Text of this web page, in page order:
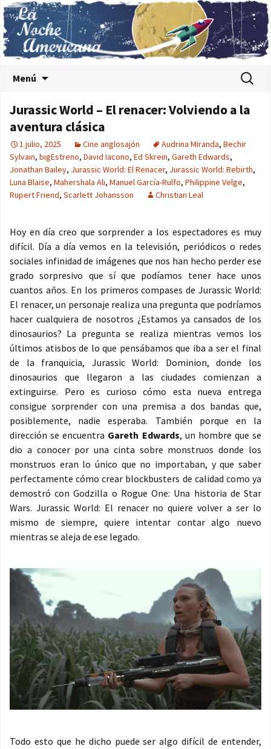
Menú Buscar:
Jurassic World – El renacer: Volviendo a la
aventura clásica
1 julio, 2025 Cine anglosajón Audrina Miranda, Bechir
Sylvain, bigEstreno, David Iacono, Ed Skrein, Gareth Edwards,
Jonathan Bailey, Jurassic World: El Renacer, Jurassic World: Rebirth,
Luna Blaise, Mahershala Ali, Manuel García-Rulfo, Philippine Velge,
Rupert Friend, Scarlett Johansson Christian Leal
Hoy en día creo que sorprender a los espectadores es muy
difícil. Día a día vemos en la televisión, periódicos o redes
sociales infinidad de imágenes que nos han hecho perder ese
grado sorpresivo que sí que podíamos tener hace unos
cuantos años. En los primeros compases de Jurassic World:
El renacer, un personaje realiza una pregunta que podríamos
hacer cualquiera de nosotros ¿Estamos ya cansados de los
dinosaurios? La pregunta se realiza mientras vemos los
últimos atisbos de lo que pensábamos que iba a ser el final
de la franquicia, Jurassic World: Dominion, donde los
dinosaurios que llegaron a las ciudades comienzan a
extinguirse. Pero es curioso cómo esta nueva entrega
consigue sorprender con una premisa a dos bandas que,
posiblemente, nadie esperaba. También porque en la
dirección se encuentra Gareth Edwards, un hombre que se
dio a conocer por una cinta sobre monstruos donde los
monstruos eran lo único que no importaban, y que saber
perfectamente cómo crear blockbusters de calidad como ya
demostró con Godzilla o Rogue One: Una historia de Star
Wars. Jurassic World: El renacer no quiere volver a ser lo
mismo de siempre, quiere intentar contar algo nuevo
mientras se aleja de ese legado.
Todo esto que he dicho puede ser algo difícil de entender,